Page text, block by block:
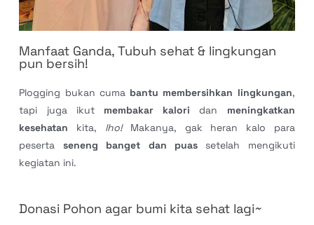
Manfaat Ganda, Tubuh sehat & lingkungan
pun bersih!
Plogging bukan cuma bantu membersihkan lingkungan,
tapi juga ikut membakar kalori dan meningkatkan
kesehatan kita, lho!Makanya, gak heran kalo para
peserta seneng banget dan puassetelah mengikuti
kegiatan ini.
Donasi Pohon agar bumi kita sehat lagi~